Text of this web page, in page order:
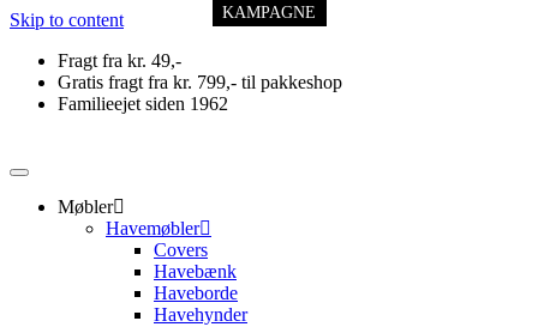
Skip to content
Fragt fra kr. 49,-
Gratis fragt fra kr. 799,- til pakkeshop
Familieejet siden 1962
Møbler
Havemøbler
Covers
Havebænk
Haveborde
Havehynder
Svane Pris
Svane Pris
KAMPAGNE